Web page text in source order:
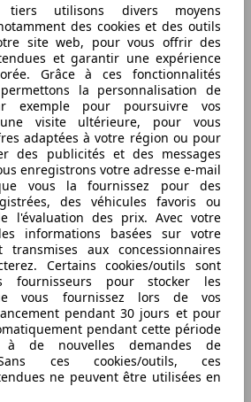
utilisons divers moyens
des cookies et des outils
site web, pour vous offrir des
et garantir une expérience
Grâce à ces fonctionnalités
la personnalisation de
exemple pour poursuivre vos
visite ultérieure, pour vous
adaptées à votre région ou pour
des publicités et des messages
enregistrons votre adresse e-mail
vous la fournissez pour des
des véhicules favoris ou
l'évaluation des prix. Avec votre
informations basées sur votre
transmises aux concessionnaires
Certains cookies/outils sont
fournisseurs pour stocker les
vous fournissez lors de vos
pendant 30 jours et pour
pendant cette période
à de nouvelles demandes de
ces cookies/outils, ces
ne peuvent être utilisées en
3.5i V6 Executive Line E-CVT